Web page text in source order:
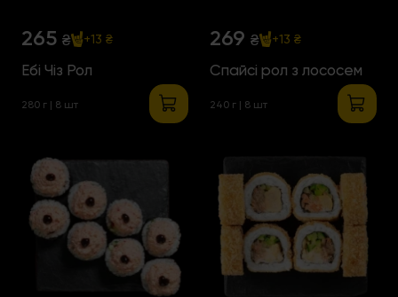
265 ₴ +13 ₴
Ебі Чіз Рол
280 г | 8 шт
269 ₴ +13 ₴
Спайсі рол з лососем
240 г | 8 шт